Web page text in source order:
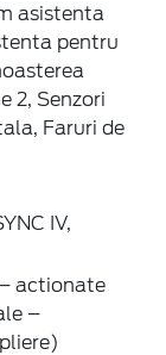
asistenta
pentru
2, Senzori
Faruri de
IV,
actionate
–